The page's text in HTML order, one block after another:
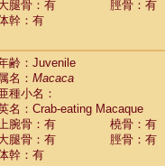
(0)
spp.(0)
(0)
(0)
(2)
腿骨：有
脛骨：有
幹：有
齢：Juvenile
名： Macaca
種小名：
名：Crab-eating Macaque
腕骨：有
橈骨：有
腿骨：有
脛骨：有
幹：有